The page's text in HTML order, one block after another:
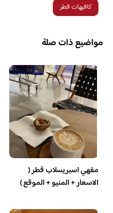
كافيهات قطر
مواضيع ذات صلة
مقهي اسبريسلاب قطر (
الاسعار + المنيو + الموقع )